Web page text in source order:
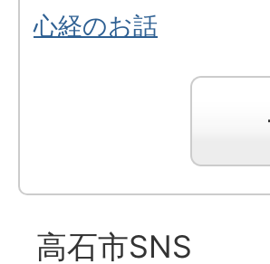
心経のお話
一
を
見
高石市SNS